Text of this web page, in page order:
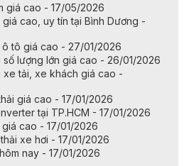
giá cao - 17/05/2026
cao, uy tín tại Bình Dương -
tô giá cao - 27/01/2026
số lượng lớn giá cao - 26/01/2026
xe tải, xe khách giá cao -
giá cao - 17/01/2026
tại TP.HCM - 17/01/2026
cao - 17/01/2026
xe hơi - 17/01/2026
nay - 17/01/2026